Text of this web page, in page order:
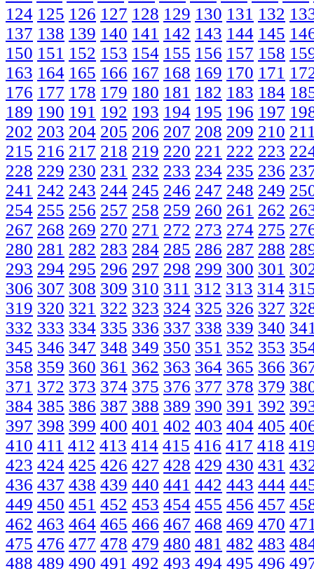
124 125 126 127 128 129 130 131 132
137 138 139 140 141 142 143 144 145
150 151 152 153 154 155 156 157 158
163 164 165 166 167 168 169 170 171
176 177 178 179 180 181 182 183 184
189 190 191 192 193 194 195 196 197
202 203 204 205 206 207 208 209 210
215 216 217 218 219 220 221 222 223
228 229 230 231 232 233 234 235 236
241 242 243 244 245 246 247 248 249
254 255 256 257 258 259 260 261 262
267 268 269 270 271 272 273 274 275
280 281 282 283 284 285 286 287 288
293 294 295 296 297 298 299 300 301
306 307 308 309 310 311 312 313 314
319 320 321 322 323 324 325 326 327
332 333 334 335 336 337 338 339 340
345 346 347 348 349 350 351 352 353
358 359 360 361 362 363 364 365 366
371 372 373 374 375 376 377 378 379
384 385 386 387 388 389 390 391 392
397 398 399 400 401 402 403 404 405
410 411 412 413 414 415 416 417 418
423 424 425 426 427 428 429 430 431
436 437 438 439 440 441 442 443 444
449 450 451 452 453 454 455 456 457
462 463 464 465 466 467 468 469 470
475 476 477 478 479 480 481 482 483
488 489 490 491 492 493 494 495 496